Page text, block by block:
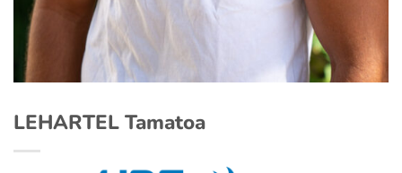
LEHARTEL Tamatoa